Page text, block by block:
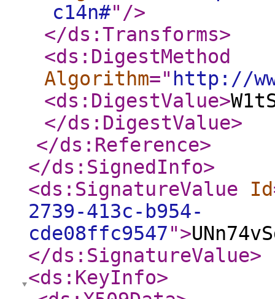
c14n#" />
</ds:Transforms>
<ds:DigestMethod
Algorithm=" http://
<ds:DigestValue>
</ds:DigestValue>
</ds:Reference>
</ds:SignedInfo>
<ds:SignatureValue
Id
2739-413c-b954-
cde08ffc9547">
</ds:SignatureValue>
<ds:KeyInfo>